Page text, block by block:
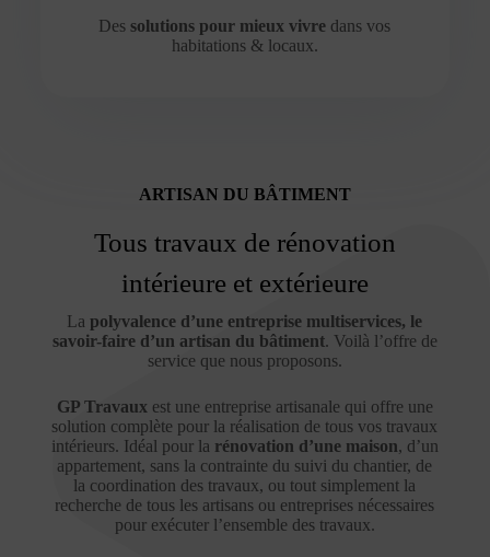
Dessolutions pour mieux vivre dans vos
habitations & locaux.
ARTISAN DU BÂTIMENT
Tous travaux de rénovation
intérieure et extérieure
Lapolyvalence d’une entreprise multiservices, le
savoir-faire d’un artisan du bâtiment. Voilà l’offre de
service que nous proposons.
GP Travaux est une entreprise artisanale qui offre une
solution complète pour la réalisation de tous vos travaux
intérieurs. Idéal pour la rénovation d’une maison, d’un
appartement, sans la contrainte du suivi du chantier, de
la coordination des travaux, ou tout simplement la
recherche de tous les artisans ou entreprises nécessaires
pour exécuter l’ensemble des travaux.